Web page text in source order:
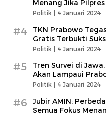
Menang Jika
Politik | 4 Januari 2024
#4
TKN Prabowo
Gratis Terbukti
Politik | 4 Januari 2024
#5
Tren Survei di
Akan Lampaui
Politik | 4 Januari 2024
#6
Jubir AMIN:
Semua Fokus